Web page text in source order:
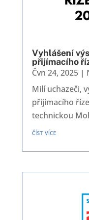
Vyhlášení
přijímacího
Čvn 24, 2025|
Milí uchazeči,
přijímacího
technickou
číst více